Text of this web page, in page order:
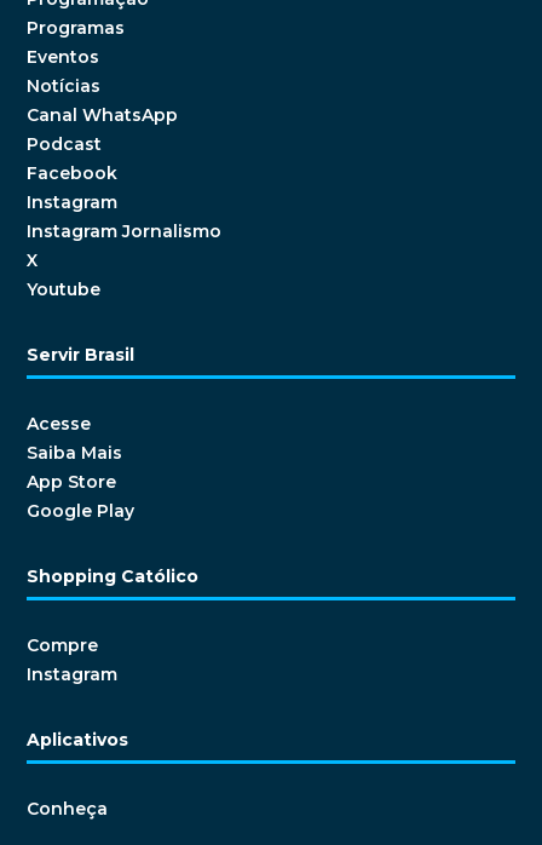
Programas
Eventos
Notícias
Canal WhatsApp
Podcast
Facebook
Instagram
Instagram Jornalismo
X
Youtube
Servir Brasil
Acesse
Saiba Mais
App Store
Google Play
Shopping Católico
Compre
Instagram
Aplicativos
Conheça